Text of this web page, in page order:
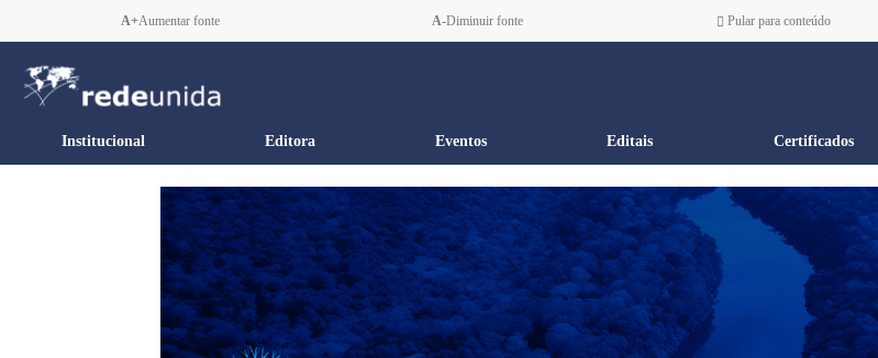
A+Aumentar fonte A-Diminuir fonte Pular para conteúdo
Institucional Editora Eventos Editais Certificados